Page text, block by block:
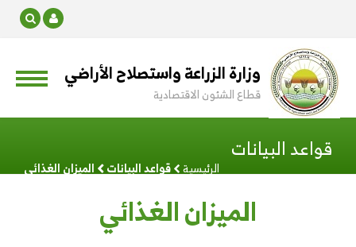
وزارة الزراعة واستصلاح الأراضي
قطاع الشئون الاقتصادية
قواعد البيانات
الرئيسية قواعد البيانات الميزان الغذائي
الميزان الغذائي